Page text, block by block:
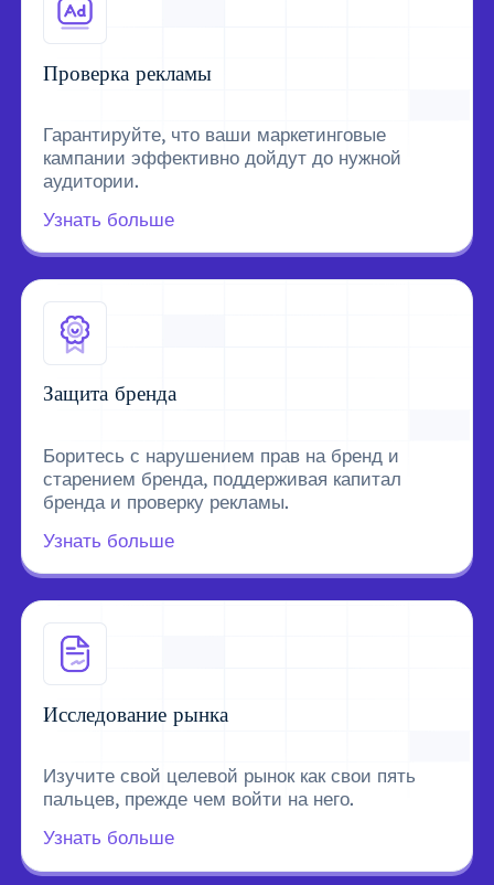
Проверка рекламы
Гарантируйте, что ваши маркетинговые
кампании эффективно дойдут до нужной
аудитории.
Узнать больше
Защита бренда
Боритесь с нарушением прав на бренд и
старением бренда, поддерживая капитал
бренда и проверку рекламы.
Узнать больше
Исследование рынка
Изучите свой целевой рынок как свои пять
пальцев, прежде чем войти на него.
Узнать больше